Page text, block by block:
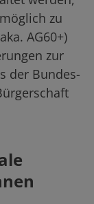
zu
AG60+)
zur
der Bundes-